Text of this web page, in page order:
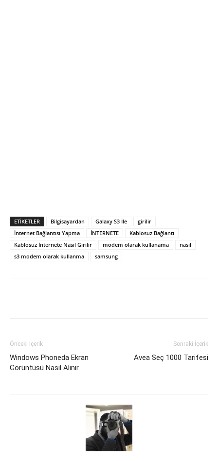
ETIKETLER Bilgisayardan Galaxy S3 İle
girilir
İnternet Bağlantısı Yapma
İNTERNETE
Kablosuz Bağlantı
Kablosuz İnternete Nasıl Girilir
modem olarak kullanama
nasıl
s3 modem olarak kullanma
samsung
Önceki İçerik
Windows Phoneda Ekran
Görüntüsü Nasıl Alınır
Sonraki İçerik
Avea Seç 1000 Tarifesi